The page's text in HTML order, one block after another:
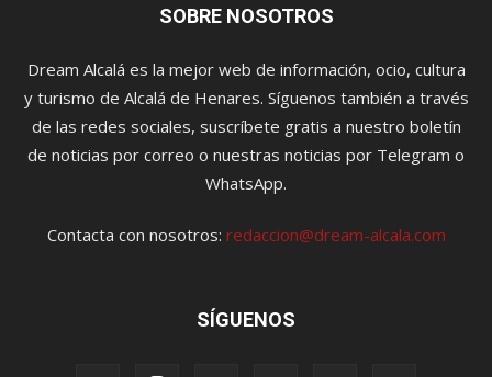
SOBRE NOSOTROS
Dream Alcalá es la mejor web de información, ocio, cultura
y turismo de Alcalá de Henares. Síguenos también a través
de las redes sociales, suscríbete gratis a nuestro boletín
de noticias por correo o nuestras noticias por Telegram o
WhatsApp.
Contacta con nosotros: redaccion@dream-alcala.com
SÍGUENOS